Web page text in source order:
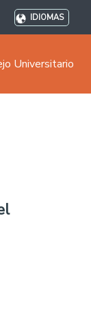
IDIOMAS
Universitario